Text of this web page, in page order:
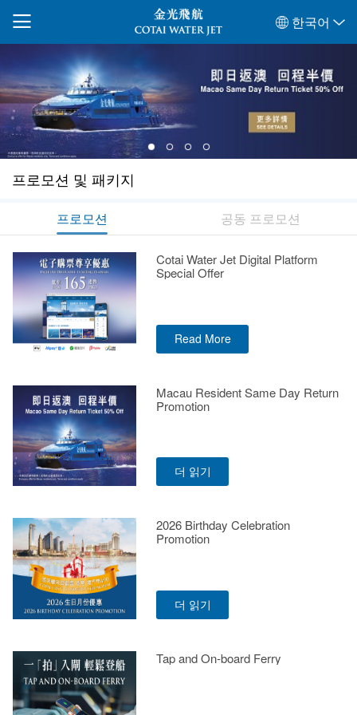
한국어
프로모션 및 패키지
프로모션 공동 프로모션
Cotai Water Jet Digital Platform
Special Offer
Read More
Macau Resident Same Day Return
Promotion
더 읽기
2026 Birthday Celebration
Promotion
더 읽기
Tap and On-board Ferry